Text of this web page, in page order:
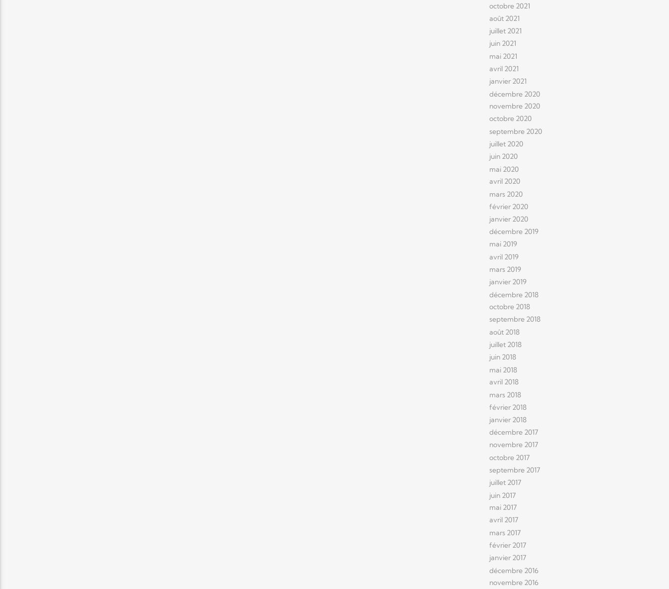
octobre 2021
août 2021
juillet 2021
juin 2021
mai 2021
avril 2021
janvier 2021
décembre 2020
novembre 2020
octobre 2020
septembre 2020
juillet 2020
juin 2020
mai 2020
avril 2020
mars 2020
février 2020
janvier 2020
décembre 2019
mai 2019
avril 2019
mars 2019
janvier 2019
décembre 2018
octobre 2018
septembre 2018
août 2018
juillet 2018
juin 2018
mai 2018
avril 2018
mars 2018
février 2018
janvier 2018
décembre 2017
novembre 2017
octobre 2017
septembre 2017
juillet 2017
juin 2017
mai 2017
avril 2017
mars 2017
février 2017
janvier 2017
décembre 2016
novembre 2016